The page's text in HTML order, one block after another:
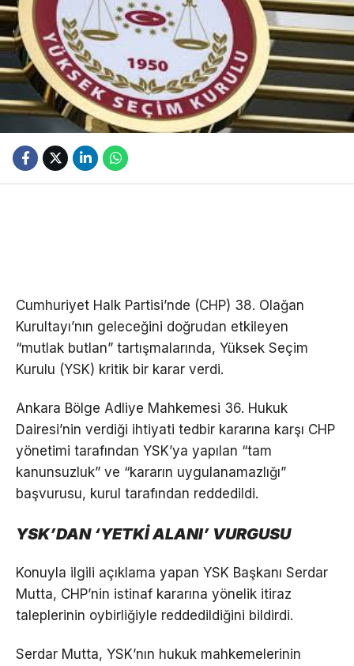
Cumhuriyet Halk Partisi’nde (CHP) 38. Olağan
Kurultayı’nın geleceğini doğrudan etkileyen
“mutlak butlan” tartışmalarında, Yüksek Seçim
Kurulu (YSK) kritik bir karar verdi.
Ankara Bölge Adliye Mahkemesi 36. Hukuk
Dairesi’nin verdiği ihtiyati tedbir kararına karşı CHP
yönetimi tarafından YSK’ya yapılan “tam
kanunsuzluk” ve “kararın uygulanamazlığı”
başvurusu, kurul tarafından reddedildi.
YSK’DAN ‘YETKİ ALANI’ VURGUSU
Konuyla ilgili açıklama yapan YSK Başkanı Serdar
Mutta, CHP’nin istinaf kararına yönelik itiraz
taleplerinin oybirliğiyle reddedildiğini bildirdi.
Serdar Mutta, YSK’nın hukuk mahkemelerinin